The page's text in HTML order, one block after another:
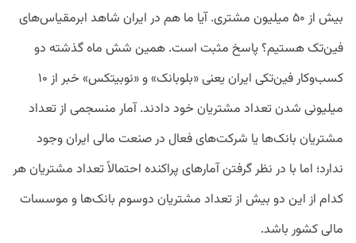
بیش از ۵۰ میلیون مشتری. آیا ما هم در ایران شاهد ابرمقیاس‌های
فین‌تک هستیم؟ پاسخ مثبت است. همین شش ماه گذشته دو
کسب‌وکار فین‌تکی ایران یعنی «بلوبانک» و «نوبیتکس» خبر از ۱۰
میلیونی شدن تعداد مشتریان خود دادند. آمار منسجمی از تعداد
مشتریان بانک‌ها یا شرکت‌های فعال در صنعت مالی ایران وجود
ندارد؛ اما با در نظر گرفتن آمارهای پراکنده احتمالاً تعداد مشتریان هر
کدام از این دو بیش از تعداد مشتریان دوسوم بانک‌ها و موسسات
مالی کشور باشد.